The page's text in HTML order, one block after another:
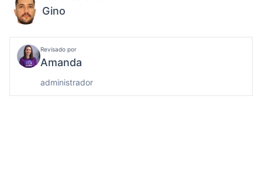
Gino
Revisado por
Amanda
administrador